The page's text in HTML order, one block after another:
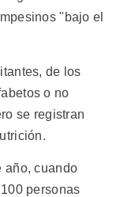
"bajo el
de los
o no
se registran
año, cuando
personas